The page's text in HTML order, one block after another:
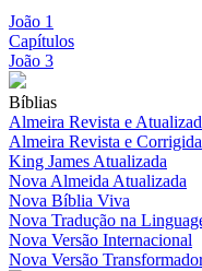
João 1
Capítulos
João 3
Bíblias
Almeira Revista e
Almeira Revista e Corrigida
King James Atualizada
Nova Almeida Atualizada
Nova Bíblia Viva
Nova Tradução na
Nova Versão Internacional
Nova Versão